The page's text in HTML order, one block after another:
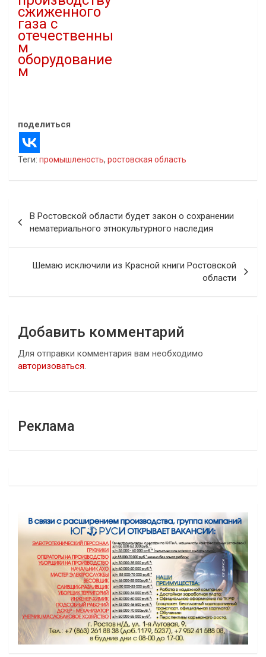
сжиженного
газа с
отечественны
м
оборудование
м
поделиться
Теги: промышленость, ростовская область
по
записям
В Ростовской области будет закон о сохранении
нематериального этнокультурного наследия
Шемаю исключили из Красной книги Ростовской
области
Добавить комментарий
Для отправки комментария вам необходимо
авторизоваться.
Реклама